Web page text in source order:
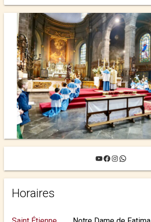
YouTube
Facebook
Instagram
WhatsApp
Horaires